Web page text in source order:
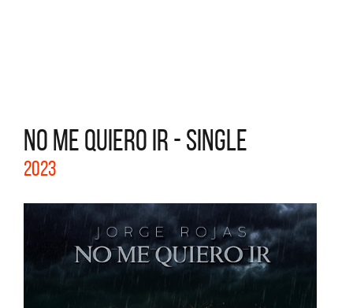
NO ME QUIERO IR - SINGLE
2023